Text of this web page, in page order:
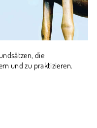
die
und zu praktizieren.